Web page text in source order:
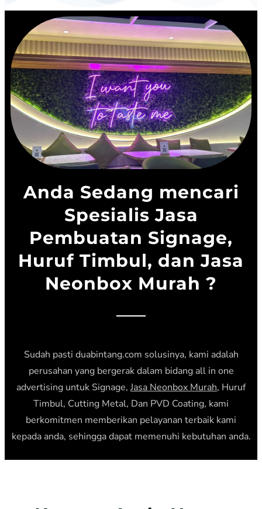
Anda Sedang mencari
Spesialis Jasa
Pembuatan Signage,
Huruf Timbul, dan Jasa
Neonbox Murah ?
Sudah pasti duabintang.com solusinya, kami adalah
perusahan yang bergerak dalam bidang all in one
advertising untuk Signage,Jasa Neonbox Murah, Huruf
Timbul, Cutting Metal, Dan PVD Coating, kami
berkomitmen memberikan pelayanan terbaik kami
kepada anda, sehingga dapat memenuhi kebutuhan anda.